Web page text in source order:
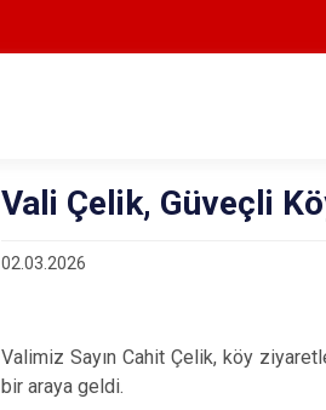
Vali Çelik, Güveçli
02.03.2026
Valimiz Sayın Cahit Çelik, köy
bir araya geldi.